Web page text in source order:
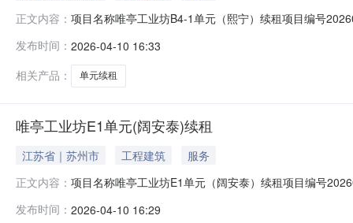
正文内容： 项目名称唯亭工业坊B4-1单元（熙宁）续租项目编号
发布时间： 2026-04-10 16:33
相关产品：
单元续租
唯亭工业坊E1单元(阔安泰)续租
江苏省｜苏州市 工程建筑
服务
正文内容： 项目名称唯亭工业坊E1单元（阔安泰）续租项目编号
发布时间： 2026-04-10 16:29